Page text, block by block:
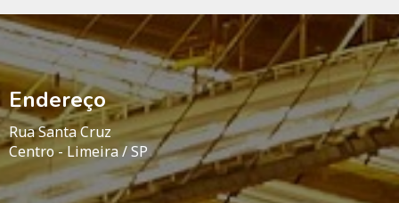
Endereço
Rua Santa Cruz
Centro - Limeira / SP